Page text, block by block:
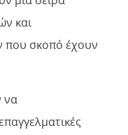
και
που σκοπό έχουν
να